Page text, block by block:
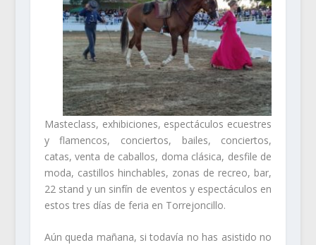
Masteclass, exhibiciones, espectáculos ecuestres
y flamencos, conciertos, bailes, conciertos,
catas, venta de caballos, doma clásica, desfile de
moda, castillos hinchables, zonas de recreo, bar,
22 stand y un sinfín de eventos y espectáculos en
estos tres días de feria en Torrejoncillo.
Aún queda mañana, si todavía no has asistido no